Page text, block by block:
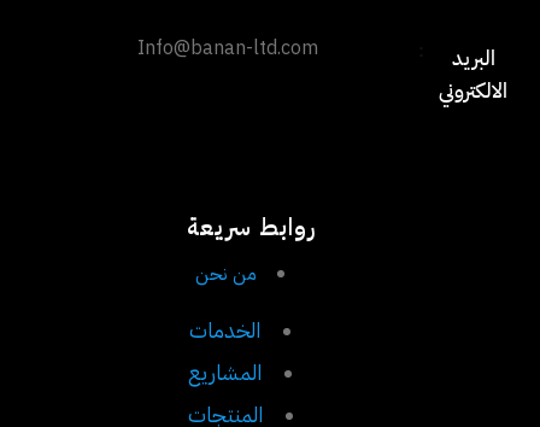
البريد
الالكتروني
Info@banan-ltd.com
روابط سريعة
من نحن
الخدمات
المشاريع
المنتجات